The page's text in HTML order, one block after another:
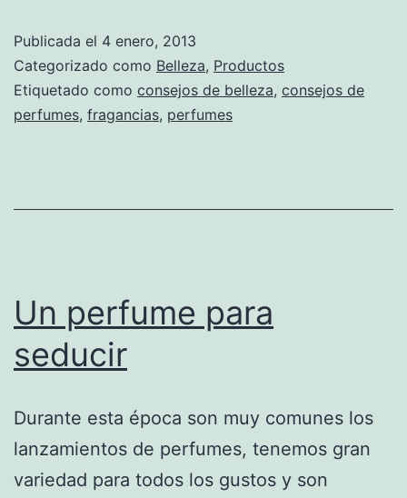
Publicada el 4 enero, 2013
Categorizado como Belleza, Productos
Etiquetado como consejos de belleza, consejos de
perfumes, fragancias, perfumes
Un perfume para
seducir
Durante esta época son muy comunes los
lanzamientos de perfumes, tenemos gran
variedad para todos los gustos y son